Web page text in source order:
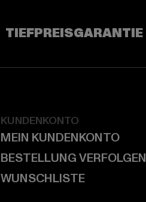
TIEFPREISGARANTIE
KUNDENKONTO
MEIN KUNDENKONTO
BESTELLUNG VERFOLGEN
WUNSCHLISTE